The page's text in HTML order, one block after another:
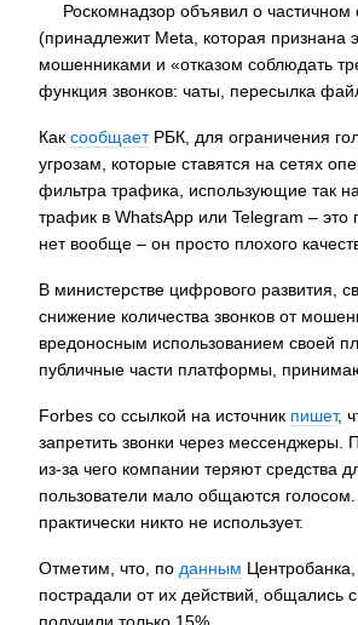
Роскомнадзор объявил о
(принадлежит Meta, которая признана
мошенниками и «отказом соблюдать
функция звонков: чаты, пересылка
Как сообщаетРБК, для ограничения
угрозам, которые ставятся на сетях
фильтра трафика, использующие так
трафик в WhatsApp или Telegram – это
нет вообще – он просто плохого
В министерстве цифрового развития,
снижение количества звонков от
вредоносным использованием своей
публичные части платформы,
Forbes со ссылкой на источник пишет,
запретить звонки через
из-за чего компании теряют средства
пользователи мало общаются
практически никто не использует.
Отметим, что, по данным
пострадали от их действий,